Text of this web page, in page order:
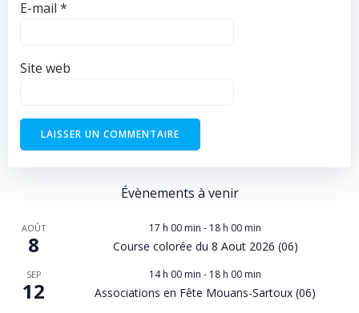
E-mail *
Site web
Évènements à venir
AOÛT
8
17 h 00 min - 18 h 00 min
Course colorée du 8 Aout 2026 (06)
SEP
12
14 h 00 min - 18 h 00 min
Associations en Fête Mouans-Sartoux (06)